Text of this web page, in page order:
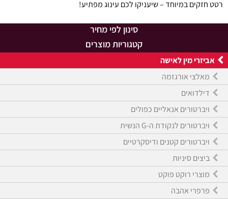
סינון לפי מחיר
קטגוריות מוצרים
אביזרי מין לאישה
מאלצי אורגזמה
דילדואים
ויברטורים אנאליים כפולים
ויברטורים לנקודת ה-G הנשית
ויברטורים קטנים ודיסקרטיים
ביצים סיניות
מוצרי רוקט פוקט
פרפרי אהבה
רטט חזקים במיוחד – שיעניקו לכם עינוג מפתיע!